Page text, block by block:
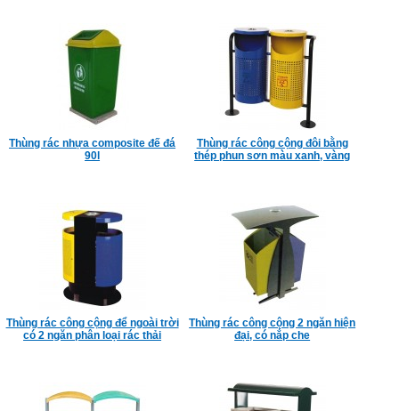
Thùng rác nhựa composite đế đá
90l
Thùng rác công cộng đôi bằng
thép phun sơn màu xanh, vàng
Thùng rác công cộng để ngoài trời
có 2 ngăn phân loại rác thải
Thùng rác công cộng 2 ngăn hiện
đại, có nắp che